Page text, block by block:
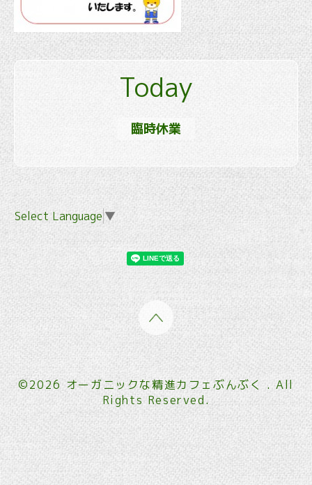
Today
臨時休業
Select Language ▼
©2026オーガニックな精進カフェぶんぶく . All
Rights Reserved.